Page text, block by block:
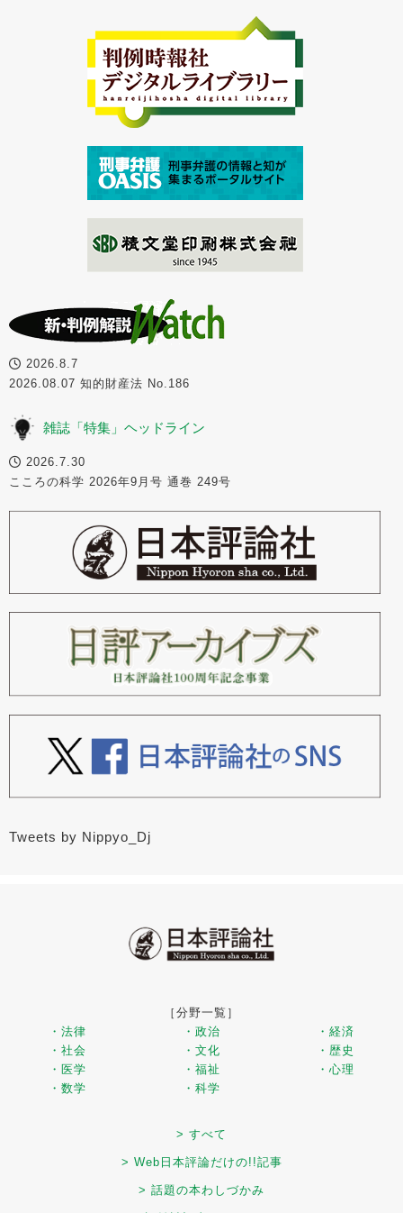
2026.8.7
2026.08.07 知的財産法 No.186
雑誌「特集」ヘッドライン
2026.7.30
こころの科学 2026年9月号 通巻 249号
Tweets by Nippyo_Dj
［分野一覧］
・法律
・政治
・経済
・社会
・文化
・歴史
・医学
・福祉
・心理
・数学
・科学
> すべて
> Web日本評論だけの!!記事
> 話題の本わしづかみ